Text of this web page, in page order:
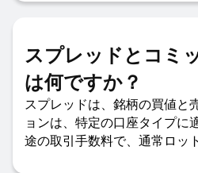
スプレッドとコミ
は何ですか？
スプレッドは、銘柄の買値と
ョンは、特定の口座タイプに
途の取引手数料で、通常ロッ